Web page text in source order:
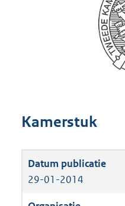
Kamerstuk
29-01-2014